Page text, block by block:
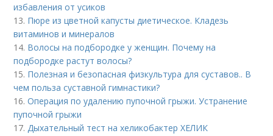
избавления от усиков
13. Пюре из цветной капусты диетическое. Кладезь
витаминов и минералов
14. Волосы на подбородке у женщин. Почему на
подбородке растут волосы?
15. Полезная и безопасная физкультура для суставов.. В
чем польза суставной гимнастики?
16.Операция по удалению пупочной грыжи. Устранение
пупочной грыжи
17. Дыхательный тест на хеликобактер ХЕЛИК